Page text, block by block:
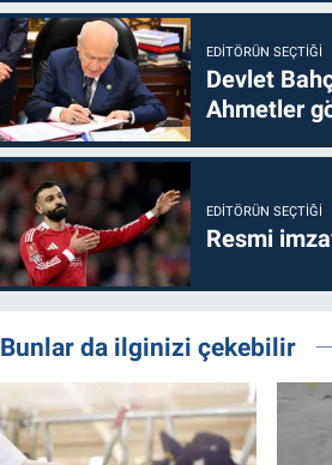
EDITÖRÜN SEÇTIĞI
Devlet
Ahmetler
EDITÖRÜN SEÇTIĞI
Resmi
Bunlar da ilginizi çekebilir